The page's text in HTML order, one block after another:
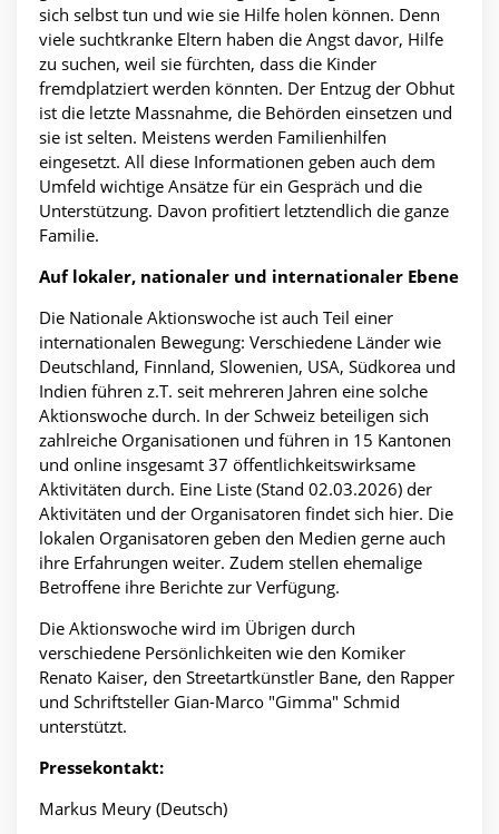
sich selbst tun und wie sie Hilfe holen können. Denn
viele suchtkranke Eltern haben die Angst davor, Hilfe
zu suchen, weil sie fürchten, dass die Kinder
fremdplatziert werden könnten. Der Entzug der Obhut
ist die letzte Massnahme, die Behörden einsetzen und
sie ist selten. Meistens werden Familienhilfen
eingesetzt. All diese Informationen geben auch dem
Umfeld wichtige Ansätze für ein Gespräch und die
Unterstützung. Davon profitiert letztendlich die ganze
Familie.
Auf lokaler, nationaler und internationaler Ebene
Die Nationale Aktionswoche ist auch Teil einer
internationalen Bewegung: Verschiedene Länder wie
Deutschland, Finnland, Slowenien, USA, Südkorea und
Indien führen z.T. seit mehreren Jahren eine solche
Aktionswoche durch. In der Schweiz beteiligen sich
zahlreiche Organisationen und führen in 15 Kantonen
und online insgesamt 37 öffentlichkeitswirksame
Aktivitäten durch. Eine Liste (Stand 02.03.2026) der
Aktivitäten und der Organisatoren findet sich hier. Die
lokalen Organisatoren geben den Medien gerne auch
ihre Erfahrungen weiter. Zudem stellen ehemalige
Betroffene ihre Berichte zur Verfügung.
Die Aktionswoche wird im Übrigen durch
verschiedene Persönlichkeiten wie den Komiker
Renato Kaiser, den Streetartkünstler Bane, den Rapper
und Schriftsteller Gian-Marco "Gimma" Schmid
unterstützt.
Pressekontakt:
Markus Meury (Deutsch)